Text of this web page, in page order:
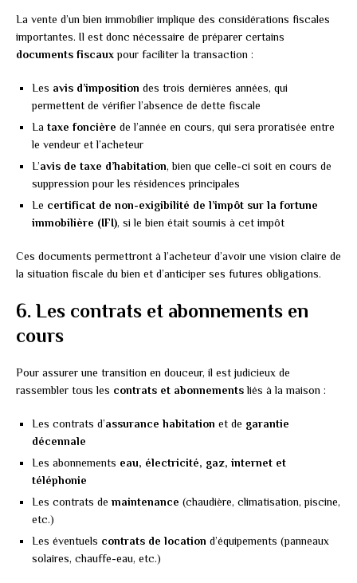
La vente d’un bien immobilier implique des considérations fiscales
importantes. Il est donc nécessaire de préparer certains
documents fiscauxpour faciliter la transaction :
Les avis d’imposition des trois dernières années, qui
permettent de vérifier l’absence de dette fiscale
La taxe foncière de l’année en cours, qui sera proratisée entre
le vendeur et l’acheteur
L’avis de taxe d’habitation, bien que celle-ci soit en cours de
suppression pour les résidences principales
Le certificat de non-exigibilité de l’impôt sur la fortune
immobilière (IFI), si le bien était soumis à cet impôt
Ces documents permettront à l’acheteur d’avoir une vision claire de
la situation fiscale du bien et d’anticiper ses futures obligations.
6. Les contrats et abonnements en
cours
Pour assurer une transition en douceur, il est judicieux de
rassembler tous les contrats et abonnementsliés à la maison :
Les contrats d’assurance habitation et de garantie
décennale
Les abonnements eau, électricité, gaz, internet et
téléphonie
Les contrats de maintenance (chaudière, climatisation, piscine,
etc.)
Les éventuels contrats de location d’équipements (panneaux
solaires, chauffe-eau, etc.)